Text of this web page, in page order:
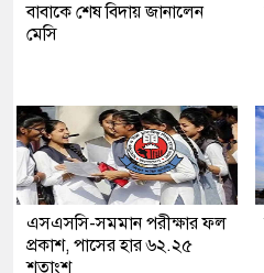
বাবাকে শেষ বিদায় জানালেন
মেসি
এসএসসি-সমমান পরীক্ষার ফল
প্রকাশ, পাসের হার ৬২.২৫
শতাংশ